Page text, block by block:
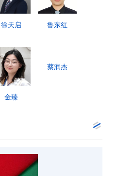
徐天启 鲁东红
金臻
蔡润杰